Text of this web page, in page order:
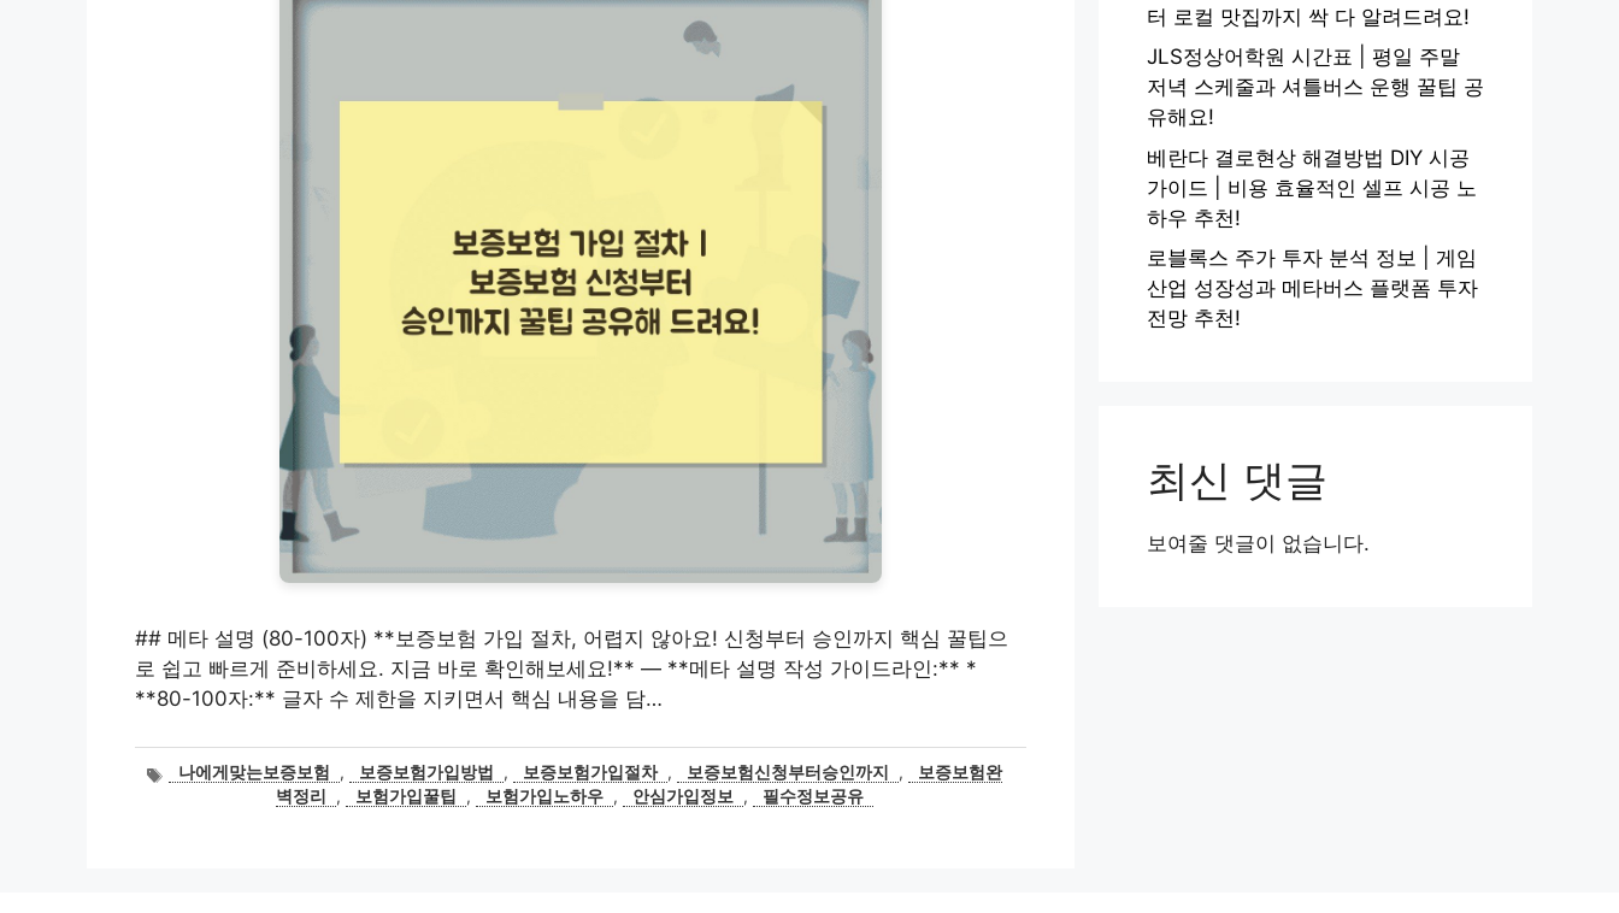
## 메타 설명 (80-100자) **보증보험 가입 절차, 어렵지 않아요! 신청부터 승인까지 핵심 꿀팁으
로 쉽고 빠르게 준비하세요. 지금 바로 확인해보세요!** — **메타 설명 작성 가이드라인:** *
**80-100자:** 글자 수 제한을 지키면서 핵심 내용을 담…
태나에게맞는보증보험 , 보증보험가입방법 , 보증보험가입절차 , 보증보험신청부터승인까지 ,
보증보험완
벽정리
, 보험가입꿀팁 , 보험가입노하우 , 안심가입정보 , 필수정보공유
터 로컬 맛집까지 싹 다 알려드려요!
JLS정상어학원 시간표 | 평일 주말
저녁 스케줄과 셔틀버스 운행 꿀팁 공
유해요!
베란다 결로현상 해결방법 DIY 시공
가이드 | 비용 효율적인 셀프 시공 노
하우 추천!
로블록스 주가 투자 분석 정보 | 게임
산업 성장성과 메타버스 플랫폼 투자
전망 추천!
최신 댓글
보여줄 댓글이 없습니다.